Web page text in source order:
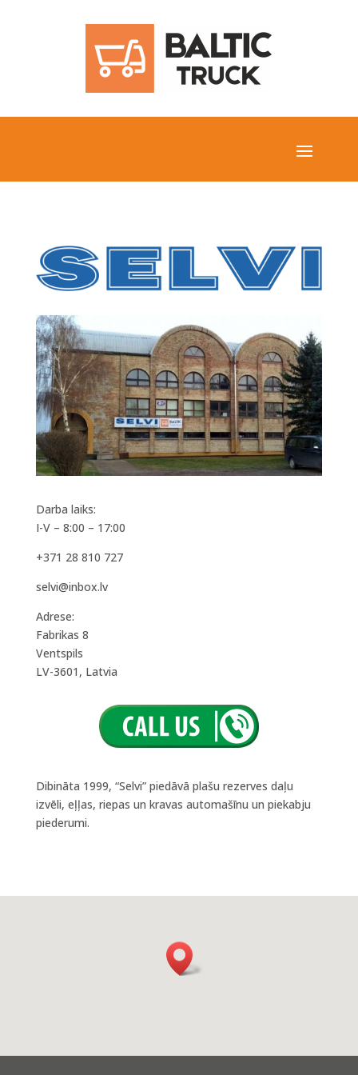
Darba laiks:
I-V – 8:00 – 17:00
+371 28 810 727
selvi@inbox.lv
Adrese:
Fabrikas 8
Ventspils
LV-3601, Latvia
Dibināta 1999, “Selvi” piedāvā plašu rezerves daļu
izvēli, eļļas, riepas un kravas automašīnu un piekabju
piederumi.